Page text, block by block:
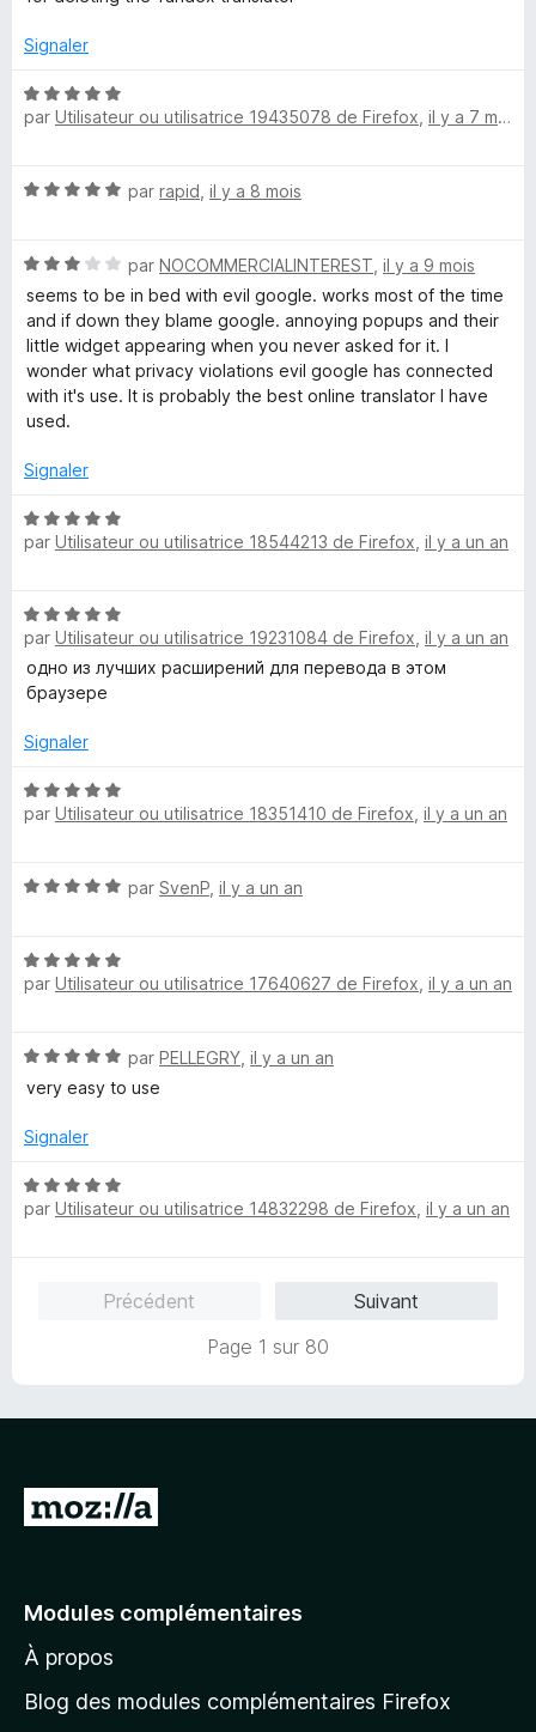
r
a
d
c
t
i
o
n
e
b
u
5
é
s
u
Signaler
N
o
5
r
5
par Utilisateur ou utilisatrice 19435078 de Firefox il y a 7 mois
N
é
5
s
u
r
5
par rapid il y a 8 mois
N
o
t
é
3
s
u
5
par NOCOMMERCIALINTEREST il y a 9 mois
seems to be in bed with evil google. works most of the time
and if down they blame google. annoying popups and their
little widget appearing when you never asked for it. I
wonder what privacy violations evil google has connected
with it's use. It is probably the best online translator I have
used.
Signaler
N
o
5
s
u
r
par Utilisateur ou utilisatrice 18544213 de Firefox il y a un an
N
o
t
é
s
r
5
par Utilisateur ou utilisatrice 19231084 de Firefox il y a un an
одно из лучших расширений для перевода в этом
браузере
Signaler
N
o
5
r
5
par Utilisateur ou utilisatrice 18351410 de Firefox il y a un an
N
é
5
r
5
par SvenP il y a un an
N
o
5
s
r
par Utilisateur ou utilisatrice 17640627 de Firefox il y a un an
N
o
é
s
u
par PELLEGRY il y a un an
very easy to use
Signaler
N
o
par Utilisateur ou utilisatrice 14832298 de Firefox il y a un an
Précédent
Suivant
Page 1 sur 80
A
e
à
l
Modules complémentaires
À propos
Blog des modules complémentaires Firefox